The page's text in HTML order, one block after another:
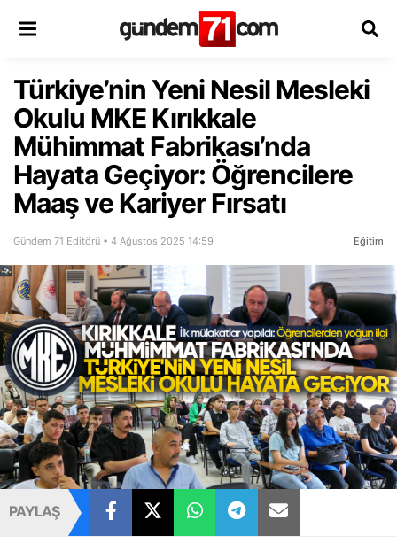
Türkiye’nin Yeni Nesil Mesleki
Okulu MKE Kırıkkale
Mühimmat Fabrikası’nda
Hayata Geçiyor: Öğrencilere
Maaş ve Kariyer Fırsatı
Gündem 71 Editörü • 4 Ağustos 2025 14:59 Eğitim
PAYLAŞ